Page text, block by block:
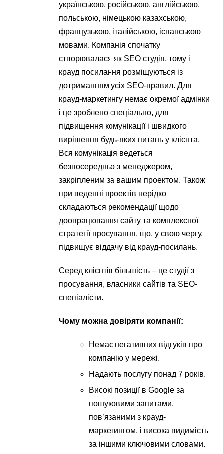
українською, російською, англійською,
польською, німецькою казахською,
французькою, італійською, іспанською
мовами. Компанія спочатку
створювалася як SEO студія, тому і
крауд посилання розміщуються із
дотриманням усіх SEO-правил. Для
крауд-маркетингу немає окремої адмінки
і це зроблено спеціально, для
підвищення комунікації і швидкого
вирішення будь-яких питань у клієнта.
Вся комунікація ведеться
безпосередньо з менеджером,
закріпленим за вашим проектом. Також
при веденні проектів нерідко
складаються рекомендації щодо
доопрацювання сайту та комплексної
стратегії просування, що, у свою чергу,
підвищує віддачу від крауд-посилань.
Серед клієнтів більшість – це студії з
просування, власники сайтів та SEO-
спепіалісти.
Чому можна довіряти компанії:
Немає негативних відгуків про
компанію у мережі.
Надають послугу понад 7 років.
Високі позиції в Google за
пошуковими запитами,
пов’язаними з крауд-
маркетингом, і висока видимість
за іншими ключовими словами.